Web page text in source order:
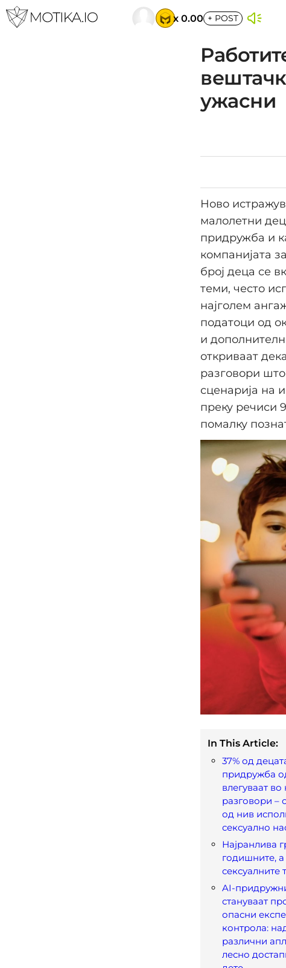
x 0.00 + POST
ужасни
Ново
малолетни
придружба и
компанијата
број деца се
теми, често
најголем
податоци од
и
откриваат
разговори
сценарија на
преку речиси
помалку
In This Article:
37% од
придружба
влегуваат
разговори –
од нив
сексуално
Најранлива
годишните, а
сексуалните
AI-
стануваат
опасни
контрола:
различни
лесно